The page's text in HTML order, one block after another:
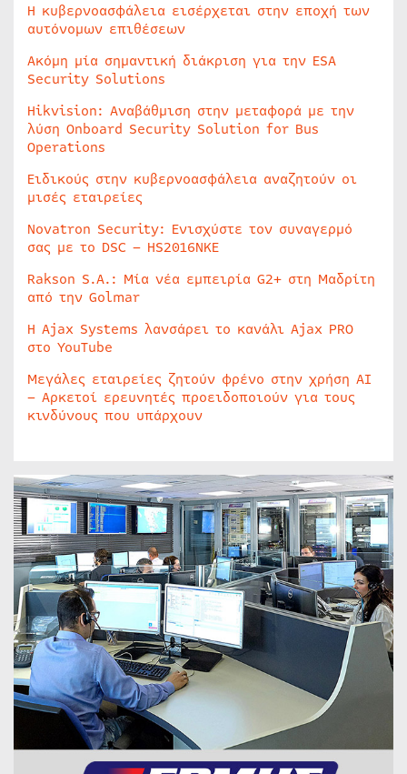
Η κυβερνοασφάλεια εισέρχεται στην εποχή των
αυτόνομων επιθέσεων
Ακόμη μία σημαντική διάκριση για την ESA
Security Solutions
Hikvision: Αναβάθμιση στην μεταφορά με την
λύση Onboard Security Solution for Bus
Operations
Ειδικούς στην κυβερνοασφάλεια αναζητούν οι
μισές εταιρείες
Novatron Security: Ενισχύστε τον συναγερμό
σας με το DSC – HS2016NKE
Rakson S.A.: Μία νέα εμπειρία G2+ στη Μαδρίτη
από την Golmar
Η Ajax Systems λανσάρει το κανάλι Ajax PRO
στο YouTube
Μεγάλες εταιρείες ζητούν φρένο στην χρήση AI
– Αρκετοί ερευνητές προειδοποιούν για τους
κινδύνους που υπάρχουν